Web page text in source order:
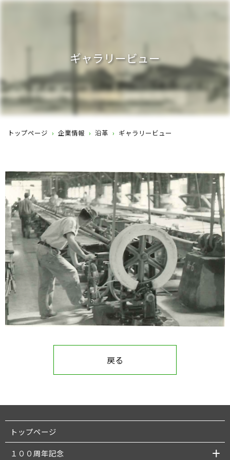
ギャラリービュー
トップページ › 企業情報 › 沿革 › ギャラリービュー
戻る
トップページ
１００周年記念